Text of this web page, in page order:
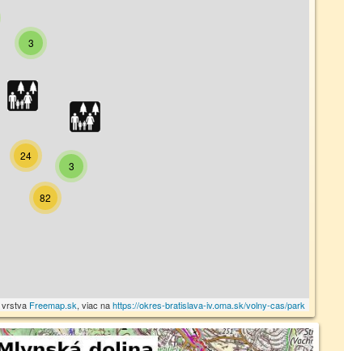
24
3
3
82
vrstva Freemap.sk, viac nahttps://okres-bratislava-iv.oma.sk/volny-cas/park